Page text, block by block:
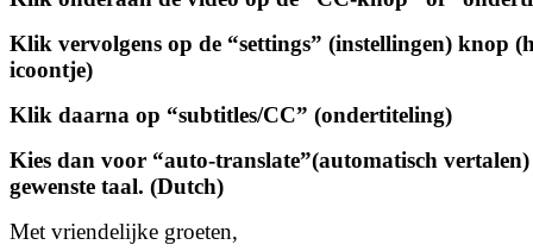
Klik vervolgens op de “settings” (instellingen) knop
icoontje)
Klik daarna op “subtitles/CC” (ondertiteling)
Kies dan voor “auto-translate”(automatisch
gewenste taal. (Dutch)
Met vriendelijke groeten,